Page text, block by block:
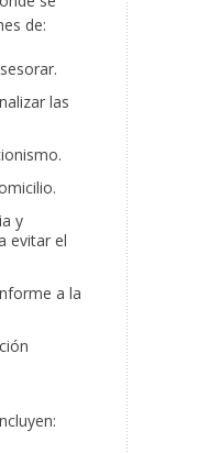
de:
las
y
evitar el
a la